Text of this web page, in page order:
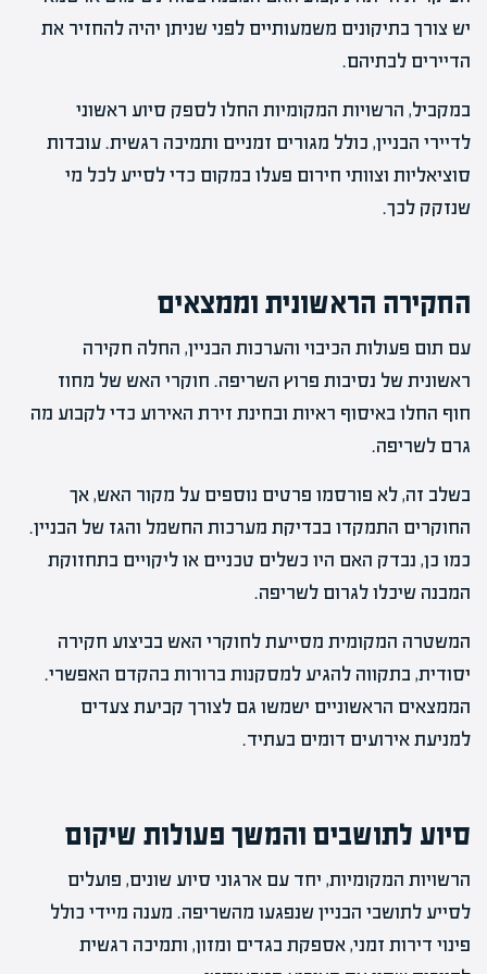
יש צורך בתיקונים משמעותיים לפני שניתן יהיה להחזיר את
הדיירים לבתיהם.
במקביל, הרשויות המקומיות החלו לספק סיוע ראשוני
לדיירי הבניין, כולל מגורים זמניים ותמיכה רגשית. עובדות
סוציאליות וצוותי חירום פעלו במקום כדי לסייע לכל מי
שנזקק לכך.
החקירה הראשונית וממצאים
עם תום פעולות הכיבוי והערכות הבניין, החלה חקירה
ראשונית של נסיבות פרוץ השריפה. חוקרי האש של מחוז
חוף החלו באיסוף ראיות ובחינת זירת האירוע כדי לקבוע מה
גרם לשריפה.
בשלב זה, לא פורסמו פרטים נוספים על מקור האש, אך
החוקרים התמקדו בבדיקת מערכות החשמל והגז של הבניין.
כמו כן, נבדק האם היו כשלים טכניים או ליקויים בתחזוקת
המבנה שיכלו לגרום לשריפה.
המשטרה המקומית מסייעת לחוקרי האש בביצוע חקירה
יסודית, בתקווה להגיע למסקנות ברורות בהקדם האפשרי.
הממצאים הראשוניים ישמשו גם לצורך קביעת צעדים
למניעת אירועים דומים בעתיד.
סיוע לתושבים והמשך פעולות שיקום
הרשויות המקומיות, יחד עם ארגוני סיוע שונים, פועלים
לסייע לתושבי הבניין שנפגעו מהשריפה. מענה מיידי כולל
פינוי דירות זמני, אספקת בגדים ומזון, ותמיכה רגשית